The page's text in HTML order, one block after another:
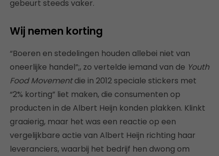
gebeurt steeds vaker.
Wij nemen korting
“Boeren en stedelingen houden allebei niet van
oneerlijke handel”;, zo vertelde iemand van de Youth
Food Movementdie in 2012 speciale stickers met
“2% korting” liet maken, die consumenten op
producten in de Albert Heijn konden plakken. Klinkt
graaierig, maar het was een reactie op een
vergelijkbare actie van Albert Heijn richting haar
leveranciers, waarbij het bedrijf hen dwong om